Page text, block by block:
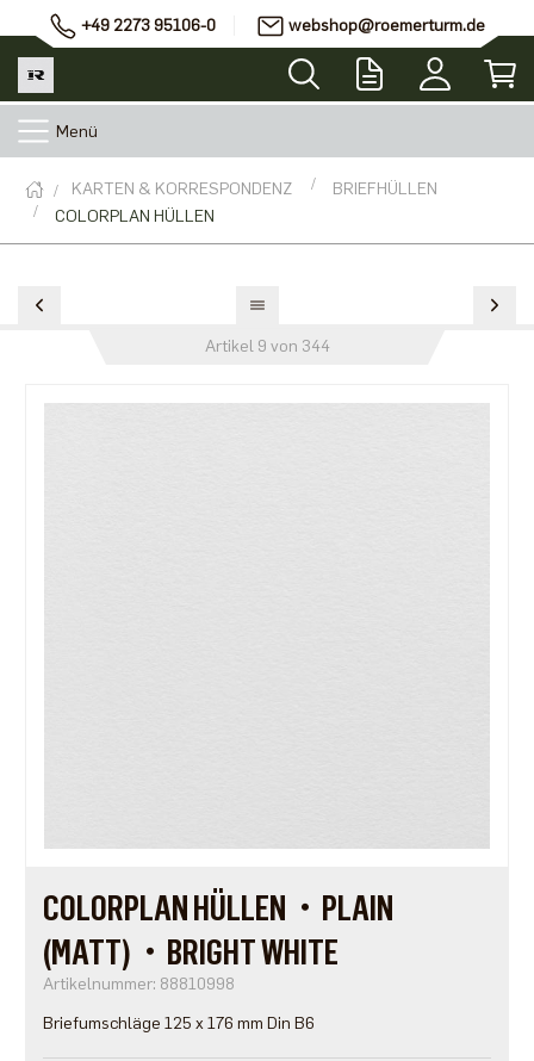
+49 2273 95106-0 webshop@roemerturm.de
Menü
KARTEN & KORRESPONDENZ
BRIEFHÜLLEN
COLORPLAN HÜLLEN
Artikel 9 von 344
COLORPLAN HÜLLEN・PLAIN
(MATT)・BRIGHT WHITE
Artikelnummer: 88810998
Briefumschläge 125 x 176 mm Din B6